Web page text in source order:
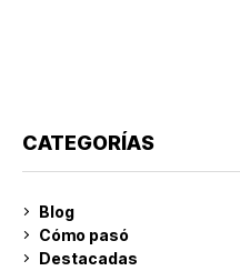
CATEGORÍAS
Blog
Cómo pasó
Destacadas